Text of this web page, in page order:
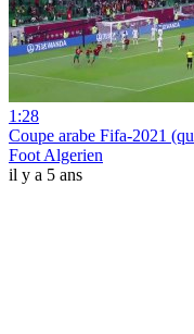
1:28
Coupe arabe Fifa-2021
Foot Algerien
il y a 5 ans